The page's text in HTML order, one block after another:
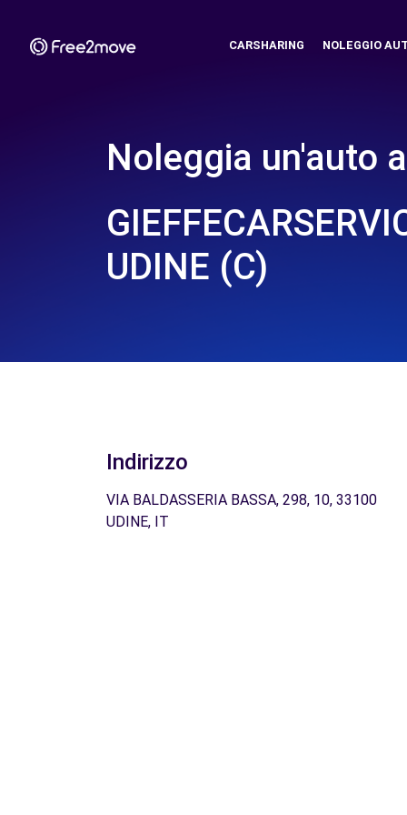
CARSHARING NOLEGGIO
Noleggia un'auto a
UDINE (C)
Indirizzo
VIA BALDASSERIA BASSA, 298, 10, 33100
UDINE, IT